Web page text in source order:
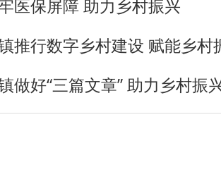
医保屏障 助力乡村振兴
推行数字乡村建设 赋能乡村
做好“三篇文章” 助力乡村振